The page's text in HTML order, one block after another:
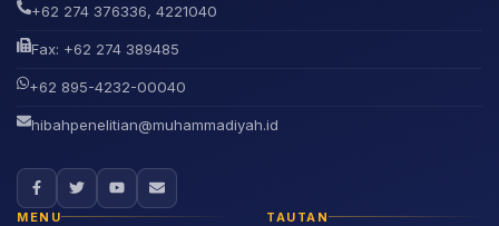
+62 274 376336, 4221040
Fax: +62 274 389485
+62 895-4232-00040
hibahpenelitian@muhammadiyah.id
MENU TAUTAN